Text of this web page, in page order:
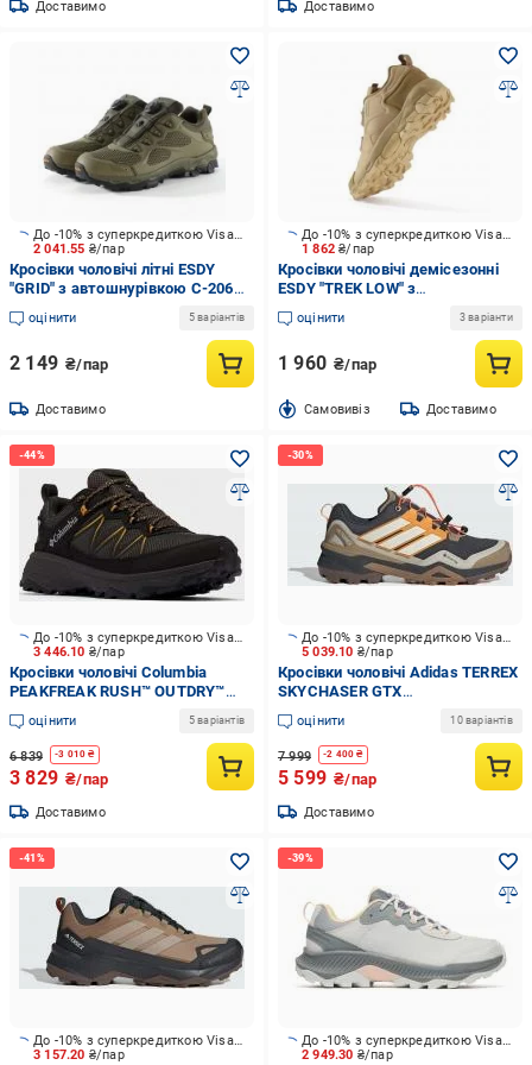
Доставимо Доставимо
2 041.55 ₴/пар
До -10% з суперкредиткою Visa Вигода
Кросівки чоловічі літні ESDY
"GRID" з автошнурівкою С-206
р.41 оливкові
оцінити 5 варіантів
2 149 ₴/пар
Доставимо
1 862₴/пар
До -10% з суперкредиткою Visa Вигода
Кросівки чоловічі демісезонні
ESDY "TREK LOW" з
автошнурівкою С-103 р.44 койот
оцінити 3 варіанти
1 960 ₴/пар
Cамовивіз Доставимо
3 446.10 ₴/пар
До -10% з суперкредиткою Visa Вигода
Кросівки чоловічі Columbia
PEAKFREAK RUSH™ OUTDRY™
2108291-010 р.43 чорні
оцінити 5 варіантів
6 839 -3 010 ₴
3 829 ₴/пар
Доставимо
5 039.10 ₴/пар
До -10% з суперкредиткою Visa Вигода
Кросівки чоловічі Adidas TERREX
SKYCHASER GTX
CARBON/OWHITE/PUTA JR3987
р.44 помаранчеві
оцінити 10 варіантів
7 999 -2 400 ₴
5 599 ₴/пар
Доставимо
3 157.20 ₴/пар
До -10% з суперкредиткою Visa Вигода
2 949.30 ₴/пар
До -10% з суперкредиткою Visa Вигода